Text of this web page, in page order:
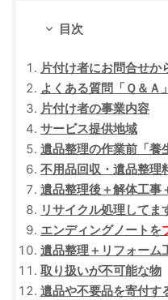
目次
片付け者にお問合せか
よくある質問「Ｑ＆Ａ
片付け者の事業内容
サービス提供地域
遺品整理の作業前「養
不用品回収・遺品整理
遺品整理後＋解体工事
リサイクル処理してま
エンディングノートを
遺品整理＋リフォーム
取り扱いが不可能な物
遺品や不要品を寄付す